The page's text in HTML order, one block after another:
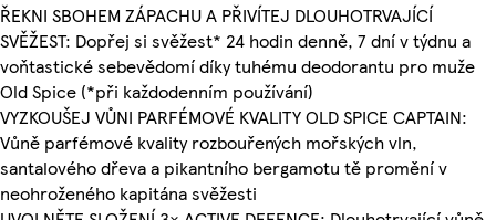
ŘEKNI SBOHEM ZÁPACHU A PŘIVÍTEJ DLOUHOTRVAJÍCÍ
SVĚŽEST: Dopřej si svěžest* 24 hodin denně, 7 dní v týdnu a
voňtastické sebevědomí díky tuhému deodorantu pro muže
Old Spice (*při každodenním používání)
VYZKOUŠEJ VŮNI PARFÉMOVÉ KVALITY OLD SPICE CAPTAIN:
Vůně parfémové kvality rozbouřených mořských vln,
santalového dřeva a pikantního bergamotu tě promění v
neohroženého kapitána svěžesti